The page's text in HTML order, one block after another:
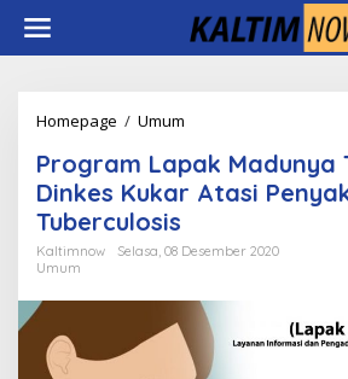
konten
Homepage / Umum
Madunya
TB,
Layanan
Kukar
Tuberculosis
Program Lapak Madunya
Dinkes Kukar Atasi
Tuberculosis
Kaltimnow
Selasa, 08 Desember 2020
Umum